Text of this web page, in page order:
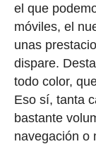
el que
móviles, el
unas
dispare.
todo color,
Eso sí, tanta
bastante
navegación o